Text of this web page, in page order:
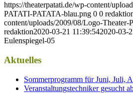
https://theaterpatati.de/wp-content/
PATATI-PATATA-blau.png 0 0
content/uploads/2009/08/Logo-
redaktion2020-03-21 11:39:542020-03-
Eulenspiegel-05
Aktuelles
Sommerprogramm für Juni, Juli,
Veranstaltungstechniker gesucht